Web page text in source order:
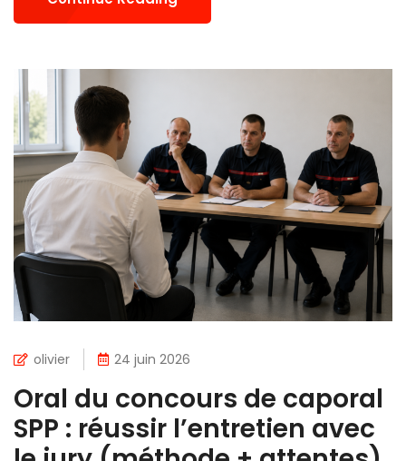
olivier 24 juin 2026
Oral du concours de caporal
SPP : réussir l’entretien avec